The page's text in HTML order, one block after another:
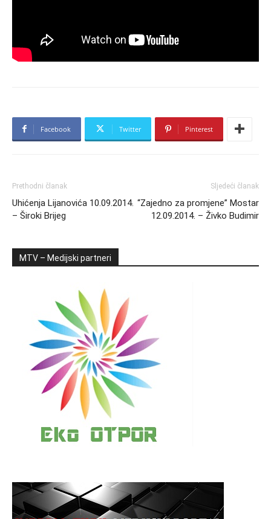
Facebook Twitter Pinterest
Prethodni članak
Uhićenja Lijanovića 10.09.2014.
– Široki Brijeg
Sljedeći članak
“Zajedno za promjene” Mostar
12.09.2014. – Živko Budimir
MTV – Medijski partneri